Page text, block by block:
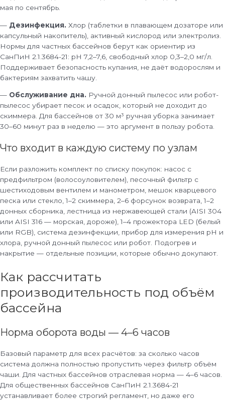
мая по сентябрь.
— Дезинфекция. Хлор (таблетки в плавающем дозаторе или
капсульный накопитель), активный кислород или электролиз.
Нормы для частных бассейнов берут как ориентир из
СанПиН 2.1.3684-21: pH 7,2–7,6, свободный хлор 0,3–2,0 мг/л.
Поддерживает безопасность купания, не даёт водорослям и
бактериям захватить чашу.
— Обслуживание дна. Ручной донный пылесос или робот-
пылесос убирает песок и осадок, который не доходит до
скиммера. Для бассейнов от 30 м³ ручная уборка занимает
30–60 минут раз в неделю — это аргумент в пользу робота.
Что входит в каждую систему по узлам
Если разложить комплект по списку покупок: насос с
предфильтром (волосоуловителем), песочный фильтр с
шестиходовым вентилем и манометром, мешок кварцевого
песка или стекло, 1–2 скиммера, 2–6 форсунок возврата, 1–2
донных сборника, лестница из нержавеющей стали (AISI 304
или AISI 316 — морская, дороже), 1–4 прожектора LED (белый
или RGB), система дезинфекции, прибор для измерения pH и
хлора, ручной донный пылесос или робот. Подогрев и
накрытие — отдельные позиции, которые обычно докупают.
Как рассчитать
производительность под объём
бассейна
Норма оборота воды — 4–6 часов
Базовый параметр для всех расчётов: за сколько часов
система должна полностью пропустить через фильтр объём
чаши. Для частных бассейнов отраслевая норма — 4–6 часов.
Для общественных бассейнов СанПиН 2.1.3684-21
устанавливает более строгий регламент, но даже его